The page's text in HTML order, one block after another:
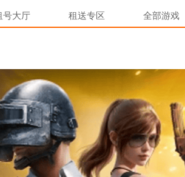
号大厅 租送专区 全部游戏